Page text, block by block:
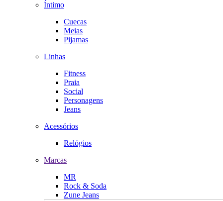
Íntimo
Cuecas
Meias
Pijamas
Linhas
Fitness
Praia
Social
Personagens
Jeans
Acessórios
Relógios
Marcas
MR
Rock & Soda
Zune Jeans